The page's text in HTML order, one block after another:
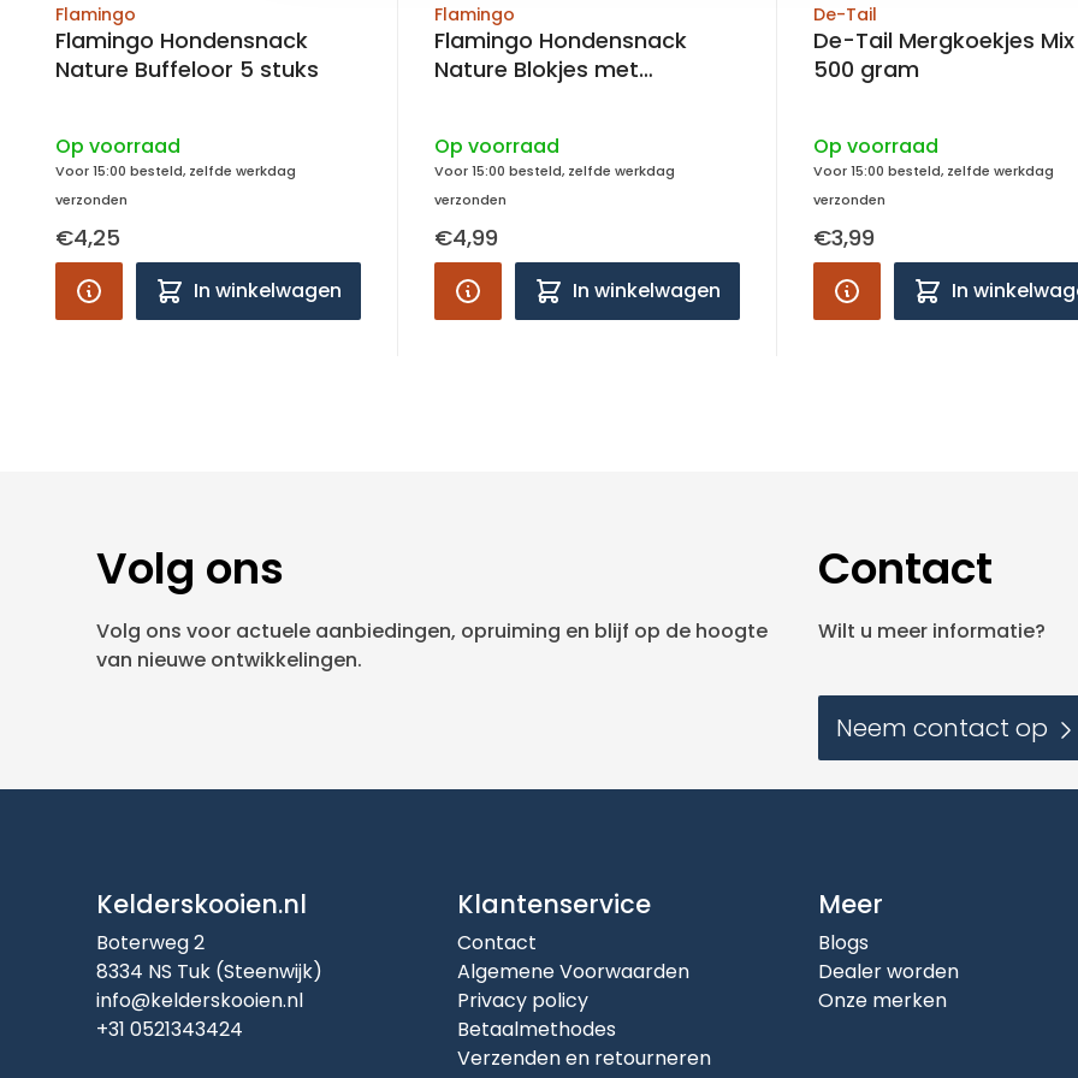
Flamingo
Flamingo Hondensnack
Nature Buffeloor 5 stuks
Op voorraad
Voor 15:00 besteld, zelfde werkdag
verzonden
€4,25
In winkelwagen
Flamingo
Flamingo Hondensnack
Nature Blokjes met
Op voorraad
Voor 15:00 besteld, zelfde werkdag
verzonden
€4,99
In winkelwagen
De-Tail
De-Tail Mergkoekjes Mix
500 gram
Op voorraad
Voor 15:00 besteld, zelfde werkdag
verzonden
€3,99
In
Volg ons
Volg ons voor actuele aanbiedingen, opruiming en blijf op de hoogte
van nieuwe ontwikkelingen.
Contact
Wilt u meer informatie?
Neem contact op
Kelderskooien.nl
Boterweg 2
8334 NS Tuk (Steenwijk)
info@kelderskooien.nl
+31 0521343424
Klantenservice
Contact
Algemene Voorwaarden
Privacy policy
Betaalmethodes
Verzenden en retourneren
Meer
Blogs
Dealer worden
Onze merken